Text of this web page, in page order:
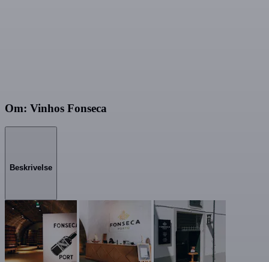
Om: Vinhos Fonseca
Beskrivelse